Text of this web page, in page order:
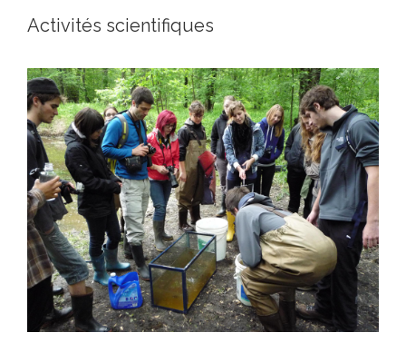
Activités scientifiques